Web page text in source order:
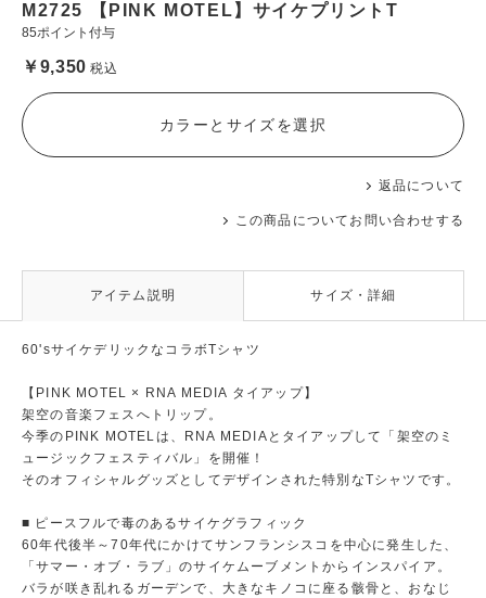
M2725 【PINK MOTEL】サイケプリントT
85ポイント付与
￥9,350 税込
返品について
この商品についてお問い合わせする
カラーとサイズを選択
アイテム説明 サイズ・詳細
60'sサイケデリックなコラボTシャツ
【PINK MOTEL × RNA MEDIA タイアップ】
架空の音楽フェスへトリップ。
今季のPINK MOTELは、RNA MEDIAとタイアップして「架空のミ
ュージックフェスティバル」を開催！
そのオフィシャルグッズとしてデザインされた特別なTシャツです。
■ ピースフルで毒のあるサイケグラフィック
60年代後半～70年代にかけてサンフランシスコを中心に発生した、
「サマー・オブ・ラブ」のサイケムーブメントからインスパイア。
バラが咲き乱れるガーデンで、大きなキノコに座る骸骨と、おなじ